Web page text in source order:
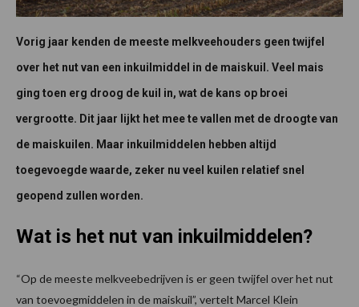
Vorig jaar kenden de meeste melkveehouders geen twijfel
over het nut van een inkuilmiddel in de maiskuil. Veel mais
ging toen erg droog de kuil in, wat de kans op broei
vergrootte. Dit jaar lijkt het mee te vallen met de droogte van
de maiskuilen. Maar inkuilmiddelen hebben altijd
toegevoegde waarde, zeker nu veel kuilen relatief snel
geopend zullen worden.
Wat is het nut van inkuilmiddelen?
“Op de meeste melkveebedrijven is er geen twijfel over het nut
van toevoegmiddelen in de maiskuil”, vertelt Marcel Klein